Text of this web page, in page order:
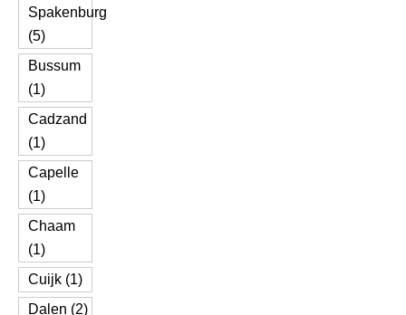
Spakenburg
(5)
Bussum
(1)
Cadzand
(1)
Capelle
(1)
Chaam
(1)
Cuijk (1)
Dalen (2)